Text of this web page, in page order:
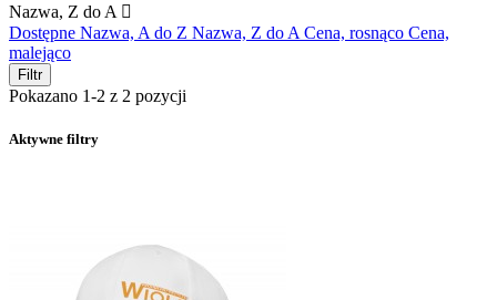
Nazwa, Z do A 
Dostępne Nazwa, A do Z Nazwa, Z do A Cena, rosnąco Cena,
malejąco
Filtr
Pokazano 1-2 z 2 pozycji
Aktywne filtry